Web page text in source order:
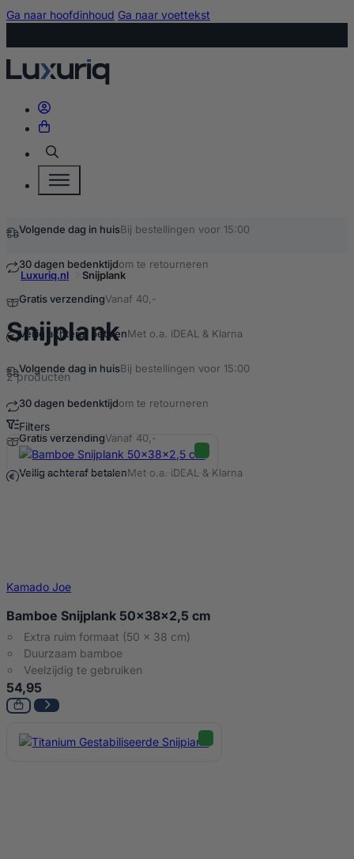
Ga naar hoofdinhoud Ga naar voettekst
Zoeken
Volgende dag in huisBij bestellingen voor 15:00
30 dagen bedenktijdom te retourneren
Gratis verzendingVanaf 40,-
Veilig achteraf betalenMet o.a. iDEAL & Klarna
Volgende dag in huisBij bestellingen voor 15:00
30 dagen bedenktijdom te retourneren
Gratis verzendingVanaf 40,-
Veilig achteraf betalenMet o.a. iDEAL & Klarna
Luxuriq.nl Snijplank
Snijplankkopen
2 producten
Filters
Snijplank Producten
Kamado Joe
Bamboe Snijplank 50x38x2,5 cm
Extra ruim formaat (50 x 38 cm)
Duurzaam bamboe
Veelzijdig te gebruiken
54,95